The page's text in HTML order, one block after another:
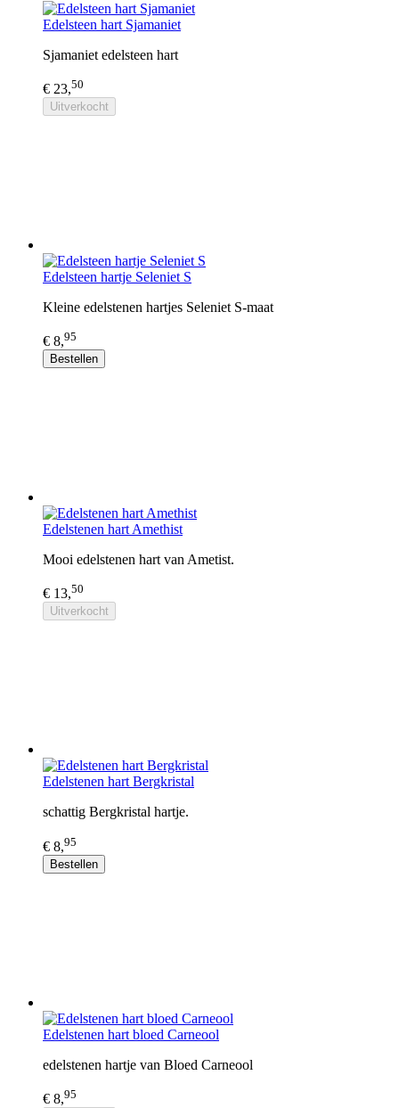
Edelsteen hart Sjamaniet
Sjamaniet edelsteen hart
€ 23,50
Uitverkocht
Edelsteen hartje Seleniet S
Kleine edelstenen hartjes Seleniet S-maat
€ 8,95
Bestellen
Edelstenen hart Amethist
Mooi edelstenen hart van Ametist.
€ 13,50
Uitverkocht
Edelstenen hart Bergkristal
schattig Bergkristal hartje.
€ 8,95
Bestellen
Edelstenen hart bloed Carneool
edelstenen hartje van Bloed Carneool
€ 8,95